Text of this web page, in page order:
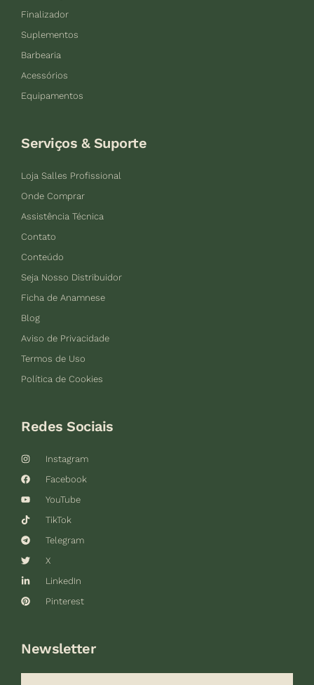
Finalizador
Suplementos
Barbearia
Acessórios
Equipamentos
Serviços & Suporte
Loja Salles Profissional
Onde Comprar
Assistência Técnica
Contato
Conteúdo
Seja Nosso Distribuidor
Ficha de Anamnese
Blog
Aviso de Privacidade
Termos de Uso
Política de Cookies
Redes Sociais
Instagram
Facebook
YouTube
TikTok
Telegram
X
LinkedIn
Pinterest
Newsletter